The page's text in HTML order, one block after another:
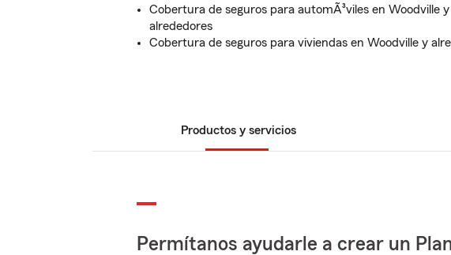
Cobertura de seguros para automÃ³viles en Woodville y
alrededores
Cobertura de seguros para viviendas en Woodville y
Productos y servicios
Permítanos ayudarle a crear un